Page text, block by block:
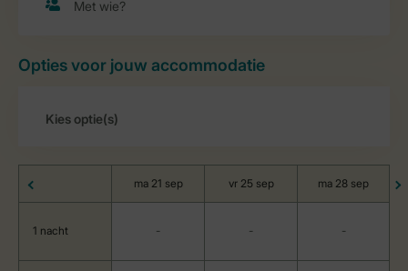
Opties voor jouw accommodatie
ma 21 sep vr 25 sep ma 28 sep
1 nacht - - -